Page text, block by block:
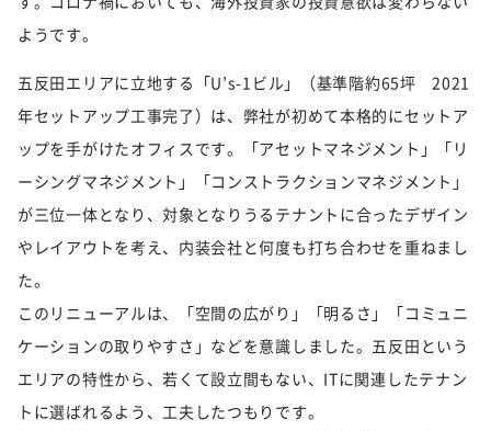
ようです。
五反田エリアに立地する「U’s-1ビル」（基準階約65坪 2021
年セットアップ工事完了）は、弊社が初めて本格的にセットア
ップを手がけたオフィスです。「アセットマネジメント」「リ
ーシングマネジメント」「コンストラクションマネジメント」
が三位一体となり、対象となりうるテナントに合ったデザイン
やレイアウトを考え、内装会社と何度も打ち合わせを重ねまし
た。
このリニューアルは、「空間の広がり」「明るさ」「コミュニ
ケーションの取りやすさ」などを意識しました。五反田という
エリアの特性から、若くて設立間もない、ITに関連したテナン
トに選ばれるよう、工夫したつもりです。